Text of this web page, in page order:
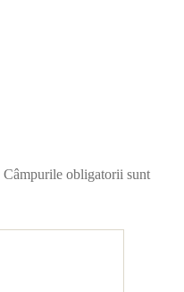
Câmpurile obligatorii sunt